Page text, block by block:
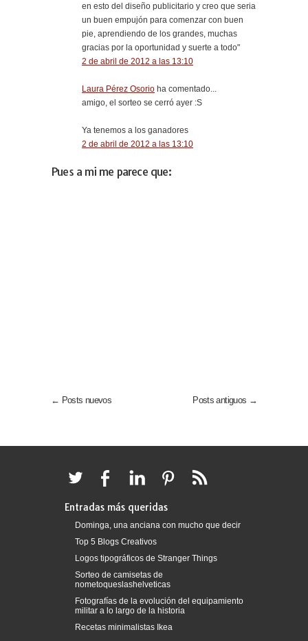
en esto del diseño publicitario y creo que seria
un buen empujón para comenzar con buen
pie, aprendiendo de los grandes, muchas
gracias por la oportunidad y suerte a todo"
2 de abril de 2012 a las 13:10
Laura Pérez Osorio ha comentado...
amigo, el sorteo se cerró ayer :S
Ya tenemos a los ganadores
2 de abril de 2012 a las 13:10
Pues a mi me parece que:
← Posts nuevos Posts antiguos →
Entradas más queridas
Dominga, una anciana con mucho que decir
Top 5 Blogs Creativos
Logos tipográficos de Stranger Things
Sorteo de camisetas de
nometoqueslashelveticas
Fotografías de la evolución del equipamiento
militar a lo largo de la historia
Recetas minimalistas Ikea